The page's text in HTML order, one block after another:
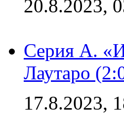
20.8.2023,
Серия А.
Лаутаро
17.8.2023,